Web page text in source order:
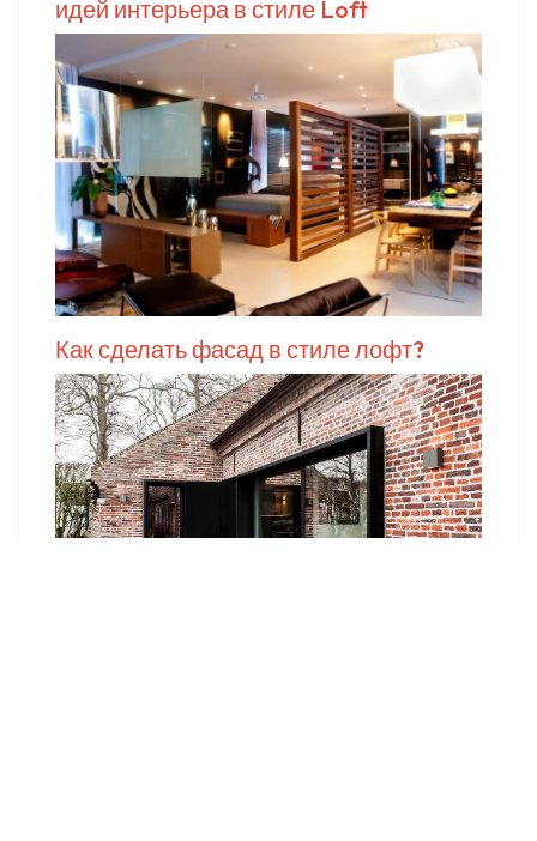
идей интерьера в стиле Loft
Как сделать фасад в стиле лофт?